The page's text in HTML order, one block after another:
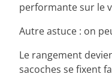
performante sur le
Autre astuce : on
Le rangement
sacoches se fixent